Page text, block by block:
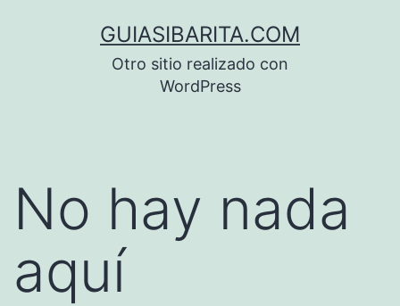
GUIASIBARITA.COM
Otro sitio realizado con
WordPress
No hay nada
aquí